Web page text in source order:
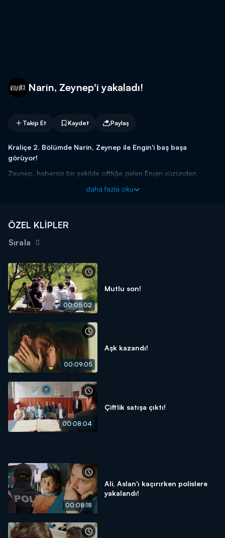
Narin, Zeynep'i yakaladı!
Takip Et Kaydet Paylaş
Kraliçe 2. Bölümde Narin, Zeynep ile Engin'i baş başa
görüyor!
Zeynep, habersiz bir şekilde çiftliğe gelen Engin yüzünden
eder. Engin, Zeynep'i serada beklemektedir. Zeynep, onu sert
Kraliçe, her çarşamba saat 20.00'da Kanal D'de!
daha fazla oku
ÖZEL KLİPLER
Sırala
00:05:02
Mutlu son!
00:09:05
Aşk kazandı!
00:08:04
Çiftlik satışa çıktı!
00:08:18
Ali, Aslan'ı kaçırırken polislere
yakalandı!